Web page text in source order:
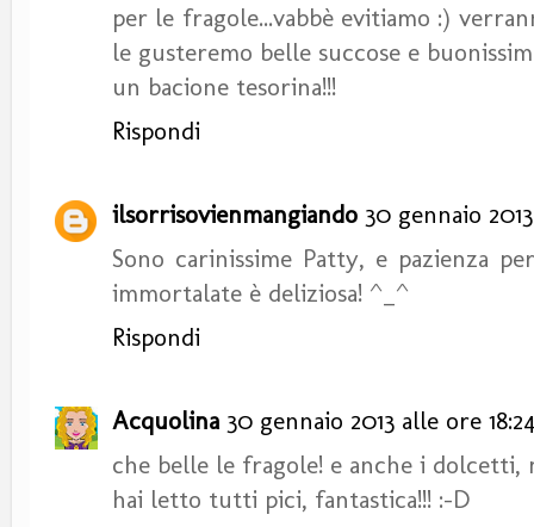
per le fragole...vabbè evitiamo :)
le gusteremo belle succose e
un bacione tesorina!!!
Rispondi
ilsorrisovienmangiando 30 gennaio
Sono carinissime Patty, e pazienza
immortalate è deliziosa! ^_^
Rispondi
Acquolina 30 gennaio 2013 alle ore
che belle le fragole! e anche i dolcetti,
hai letto tutti pici, fantastica!!! :-D